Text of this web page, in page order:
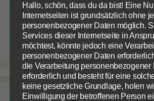
umfangreiche mosaische Gesetz. In
geistlichen Wahrheiten gesagt und
versinnbildlicht. Aber Gott
Israel und uns zu zeigen, was Sünde
scheiterte daran, das Gesetz zu
zeigte ihnen vielmehr, wie Gott ist –
sind. Trotzdem ist das Gesetz
gut, erfahren wir (Röm 7, 12), und
Hallo, schön, dass du da bist! Eine
Internetseiten ist grundsätzlich ohne
personenbezogener Daten möglich.
Services dieser Internetseite in
möchtest, könnte jedoch eine
personenbezogener Daten
die Verarbeitung personenbezogener
erforderlich und besteht für eine
keine gesetzliche Grundlage, holen
Einwilligung der betroffenen Person